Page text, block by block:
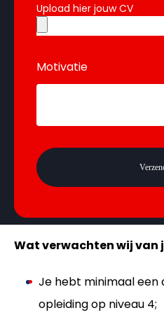
Upload hier jouw CV
Motivatie
Wat verwachten wij van
Je hebt minimaal een
opleiding op niveau 4;